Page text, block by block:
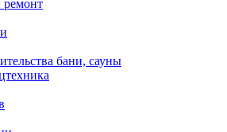
ремонт
бани, сауны